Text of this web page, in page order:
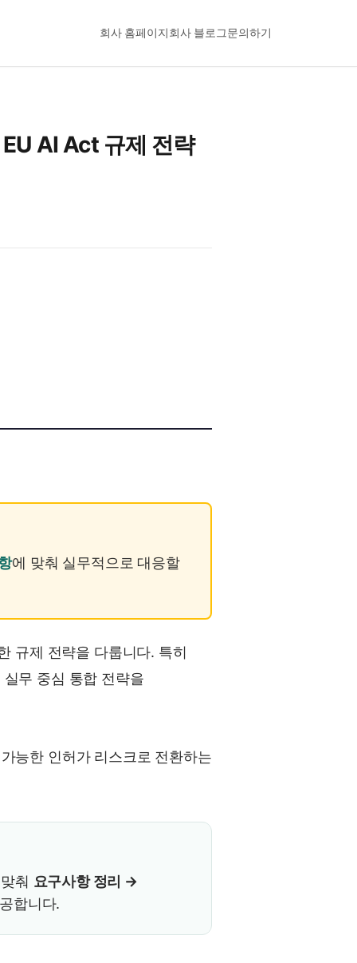
회사 홈페이지회사 블로그문의하기
AI Act 규제 전략
에 맞춰 실무적으로 대응할
규제 전략을 다룹니다. 특히
무 중심 통합 전략을
능한 인허가 리스크로 전환하는
춰 요구사항 정리 →
합니다.